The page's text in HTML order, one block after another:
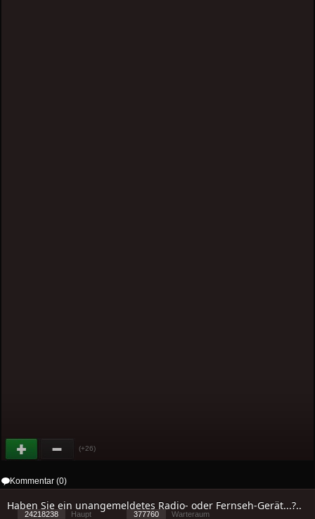
(+26)
Kommentar (0)
Haben Sie ein unangemeldetes Radio- oder Fernseh-Gerät...?..
24218238 Haupt 377760
Warteraum